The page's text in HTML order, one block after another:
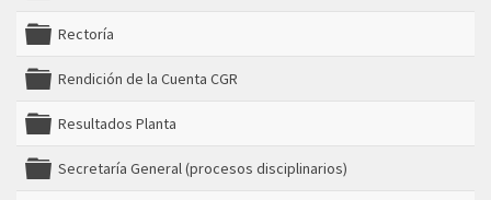
Rectoría
Rendición de la Cuenta CGR
Resultados Planta
Secretaría General (procesos disciplinarios)